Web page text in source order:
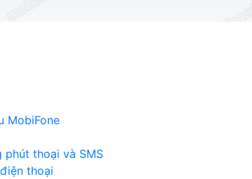
MobiFone
phút thoại và SMS
thoại